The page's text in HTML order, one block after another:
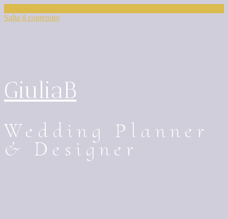
Salta il contenuto
GiuliaB
Wedding Planner
& Designer